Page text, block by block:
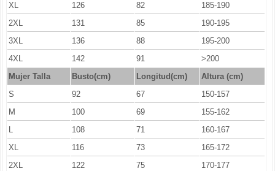
XL
126 82
185-190
2XL
131 85
190-195
3XL
136 88
195-200
4XL
142 91
>200
Mujer Talla
Busto(cm) Longitud(cm)
Altura (cm)
S
92 67
150-157
M
100 69
155-162
L
108 71
160-167
XL
116 73
165-172
2XL
122 75
170-177